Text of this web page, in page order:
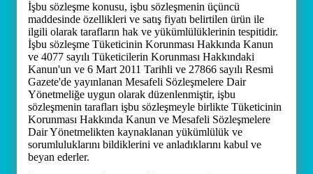
İşbu sözleşme konusu, işbu sözleşmenin üçüncü
maddesinde özellikleri ve satış fiyatı belirtilen ürün ile
ilgili olarak tarafların hak ve yükümlülüklerinin tespitidir.
İşbu sözleşme Tüketicinin Korunması Hakkında Kanun
ve 4077 sayılı Tüketicilerin Korunması Hakkındaki
Kanun'un ve 6 Mart 2011 Tarihli ve 27866 sayılı Resmi
Gazete'de yayınlanan Mesafeli Sözleşmelere Dair
Yönetmeliğe uygun olarak düzenlenmiştir, işbu
sözleşmenin tarafları işbu sözleşmeyle birlikte Tüketicinin
Korunması Hakkında Kanun ve Mesafeli Sözleşmelere
Dair Yönetmelikten kaynaklanan yükümlülük ve
sorumluluklarını bildiklerini ve anladıklarını kabul ve
beyan ederler.